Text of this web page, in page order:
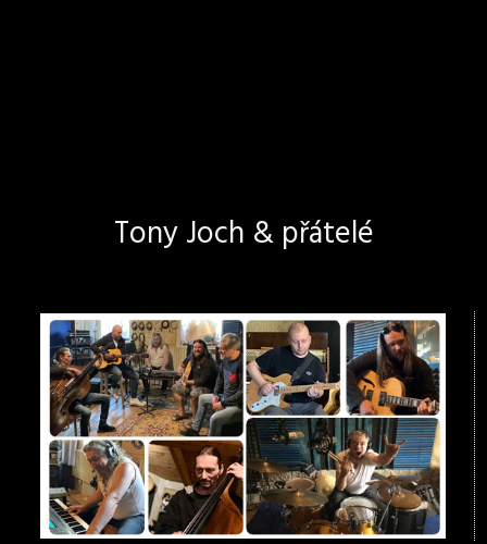
Tony Joch & přátelé